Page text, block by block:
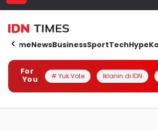
HomeNewsBusinessSportTechHype
For
You
# Yuk Vote Iklanin di IDN